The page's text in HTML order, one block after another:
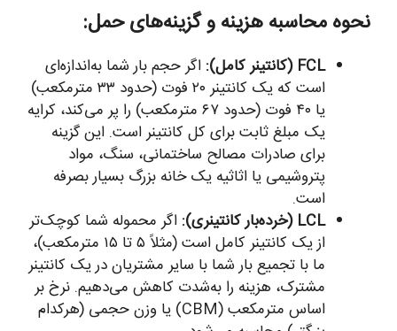
نحوه محاسبه هزینه و گزینه‌های حمل:
FCL (کانتینر کامل):
اگر حجم بار شما به‌اندازه‌ای
است که یک کانتینر ۲۰ فوت (حدود ۳۳ مترمکعب)
یا ۴۰ فوت (حدود ۶۷ مترمکعب) را پر می‌کند، کرایه
یک مبلغ ثابت برای کل کانتینر است. این گزینه
برای صادرات مصالح ساختمانی، سنگ، مواد
پتروشیمی یا اثاثیه یک خانه بزرگ بسیار بصرفه
است.
LCL (خرده‌بار کانتینری):
اگر محموله شما کوچک‌تر
از یک کانتینر کامل است (مثلاً ۵ تا ۱۵ مترمکعب)،
ما با تجمیع بار شما با سایر مشتریان در یک کانتینر
مشترک، هزینه را به‌شدت کاهش می‌دهیم. نرخ بر
اساس مترمکعب (CBM) یا وزن حجمی (هرکدام